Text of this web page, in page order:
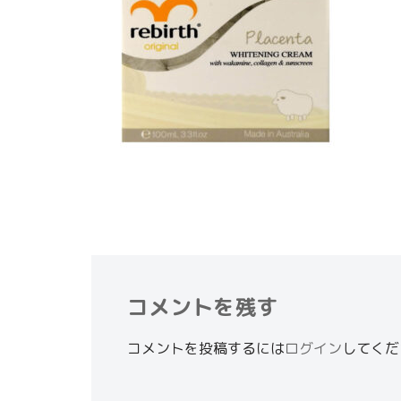
コメントを残す
コメントを投稿するにはログインしてく